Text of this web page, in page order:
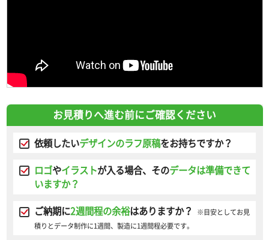
お見積りへ進む前にご確認ください
依頼したいデザインのラフ原稿をお持ちですか？
ロゴやイラストが入る場合、そのデータは準備できて
いますか？
ご納期に2週間程の余裕はありますか？
※目安としてお見
積りとデータ制作に1週間、製造に1週間程必要です。